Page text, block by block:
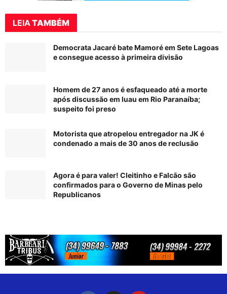
LEIATAMBÉM
Democrata Jacaré bate Mamoré em Sete Lagoas
e consegue acesso à primeira divisão
Homem de 27 anos é esfaqueado até a morte
após discussão em luau em Rio Paranaíba;
suspeito foi preso
Motorista que atropelou entregador na JK é
condenado a mais de 30 anos de reclusão
Agora é para valer! Cleitinho e Falcão são
confirmados para o Governo de Minas pelo
Republicanos